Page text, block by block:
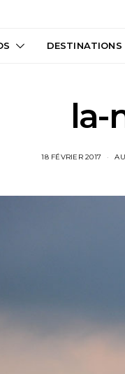
DESTINATIONS
la-
18 FÉVRIER 2017